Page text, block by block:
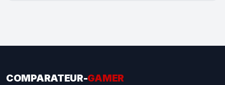
COMPARATEUR-GAMER